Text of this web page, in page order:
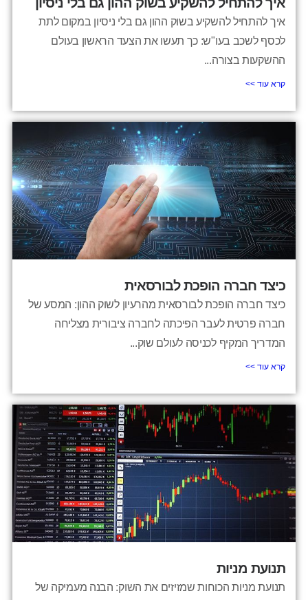
איך להתחיל להשקיע בשוק ההון גם בלי ניסיון במקום לתת
לכסף לשכב בעו"ש: כך תעשו את הצעד הראשון בעולם
ההשקעות בצורה...
קרא עוד >>
כיצד חברה הופכת לבורסאית
כיצד חברה הופכת לבורסאית מהרעיון לשוק ההון: המסע של
חברה פרטית לעבר הפיכתה לחברה ציבורית מצליחה
המדריך המקיף לכניסה לעולם שוק...
קרא עוד >>
תנועת מניות
תנועת מניות הכוחות שמזיזים את השוק: הבנה מעמיקה של